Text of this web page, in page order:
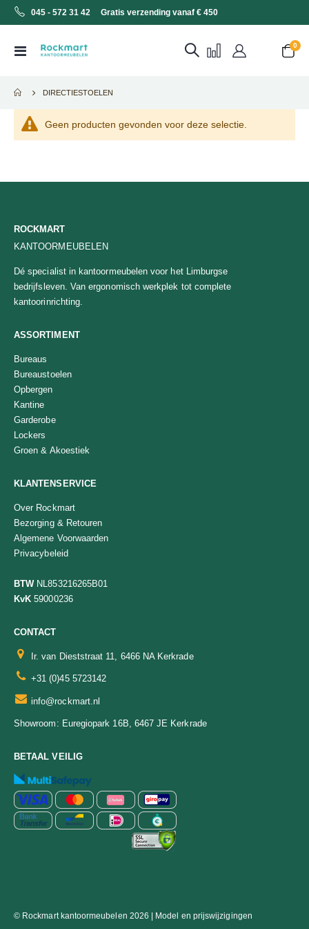
045 - 572 31 42 Gratis verzending vanaf € 450
Toggle
Cart
0
DIRECTIESTOELEN
Geen producten gevonden voor deze selectie.
ROCKMART
KANTOORMEUBELEN
Dé specialist in kantoormeubelen voor het Limburgse
bedrijfsleven. Van ergonomisch werkplek tot complete
kantoorinrichting.
ASSORTIMENT
Bureaus
Bureaustoelen
Opbergen
Kantine
Garderobe
Lockers
Groen & Akoestiek
KLANTENSERVICE
Over Rockmart
Bezorging & Retouren
Algemene Voorwaarden
Privacybeleid
BTWNL853216265B01
KvK 59000236
CONTACT
Ir. van Dieststraat 11, 6466 NA Kerkrade
+31 (0)45 5723142
info@rockmart.nl
Showroom: Euregiopark 16B, 6467 JE Kerkrade
BETAAL VEILIG
© Rockmart kantoormeubelen 2026 | Model en prijswijzigingen